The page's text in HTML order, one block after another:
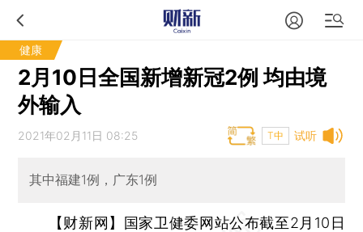
健康
2月10日全国新增新冠2例 均由境
外输入
试听
2021年02月11日 08:25 T中
其中福建1例，广东1例
【财新网】
国家卫健委网站公布截至2月10日